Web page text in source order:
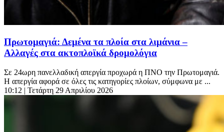
Πρωτομαγιά: Δεμένα τα πλοία στα λιμάνια –
Αλλαγές στα ακτοπλοϊκά δρομολόγια
Σε 24ωρη πανελλαδική απεργία προχωρά η ΠΝΟ την Πρωτομαγιά.
Η απεργία αφορά σε όλες τις κατηγορίες πλοίων, σύμφωνα με ...
10:12 | Τετάρτη 29 Απριλίου 2026